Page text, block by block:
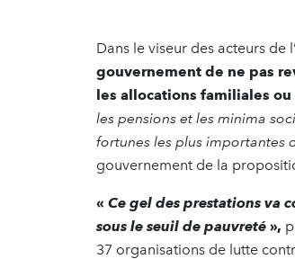
Dans le viseur des acteurs de
gouvernement de ne pas
les allocations familiales
les pensions et les minima
fortunes les plus importantes
gouvernement de la
« Ce gel des prestations va
sous le seuil de pauvreté »,
37 organisations de lutte